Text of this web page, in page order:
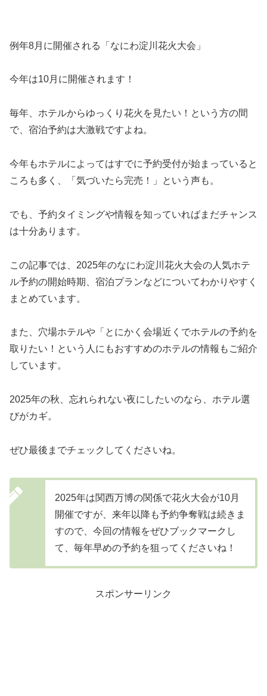
例年8月に開催される「なにわ淀川花火大会」
今年は10月に開催されます！
毎年、ホテルからゆっくり花火を見たい！という方の間
で、宿泊予約は大激戦ですよね。
今年もホテルによってはすでに予約受付が始まっていると
ころも多く、「気づいたら完売！」という声も。
でも、予約タイミングや情報を知っていればまだチャンス
は十分あります。
この記事では、2025年のなにわ淀川花火大会の人気ホテ
ル予約の開始時期、宿泊プランなどについてわかりやすく
まとめています。
また、穴場ホテルや「とにかく会場近くでホテルの予約を
取りたい！という人にもおすすめのホテルの情報もご紹介
しています。
2025年の秋、忘れられない夜にしたいのなら、ホテル選
びがカギ。
ぜひ最後までチェックしてくださいね。
2025年は関西万博の関係で花火大会が10月
開催ですが、来年以降も予約争奪戦は続きま
すので、今回の情報をぜひブックマークし
て、毎年早めの予約を狙ってくださいね！
スポンサーリンク